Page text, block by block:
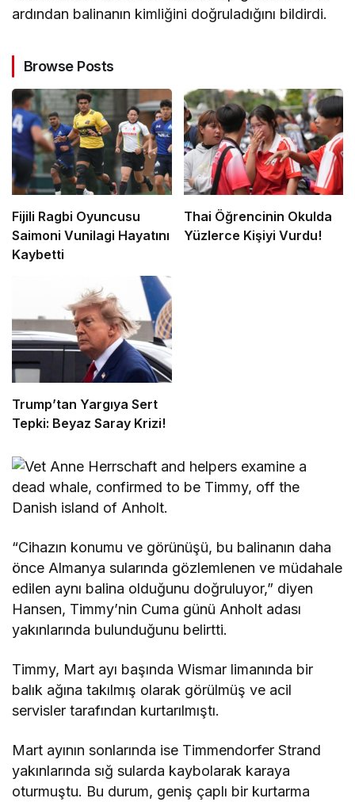
ardından balinanın kimliğini doğruladığını bildirdi.
Browse Posts
Fijili Ragbi Oyuncusu
Saimoni Vunilagi Hayatını
Kaybetti
Thai Öğrencinin Okulda
Yüzlerce Kişiyi Vurdu!
Trump’tan Yargıya Sert
Tepki: Beyaz Saray Krizi!
“Cihazın konumu ve görünüşü, bu balinanın daha
önce Almanya sularında gözlemlenen ve müdahale
edilen aynı balina olduğunu doğruluyor,” diyen
Hansen, Timmy’nin Cuma günü Anholt adası
yakınlarında bulunduğunu belirtti.
Timmy, Mart ayı başında Wismar limanında bir
balık ağına takılmış olarak görülmüş ve acil
servisler tarafından kurtarılmıştı.
Mart ayının sonlarında ise Timmendorfer Strand
yakınlarında sığ sularda kaybolarak karaya
oturmuştu. Bu durum, geniş çaplı bir kurtarma